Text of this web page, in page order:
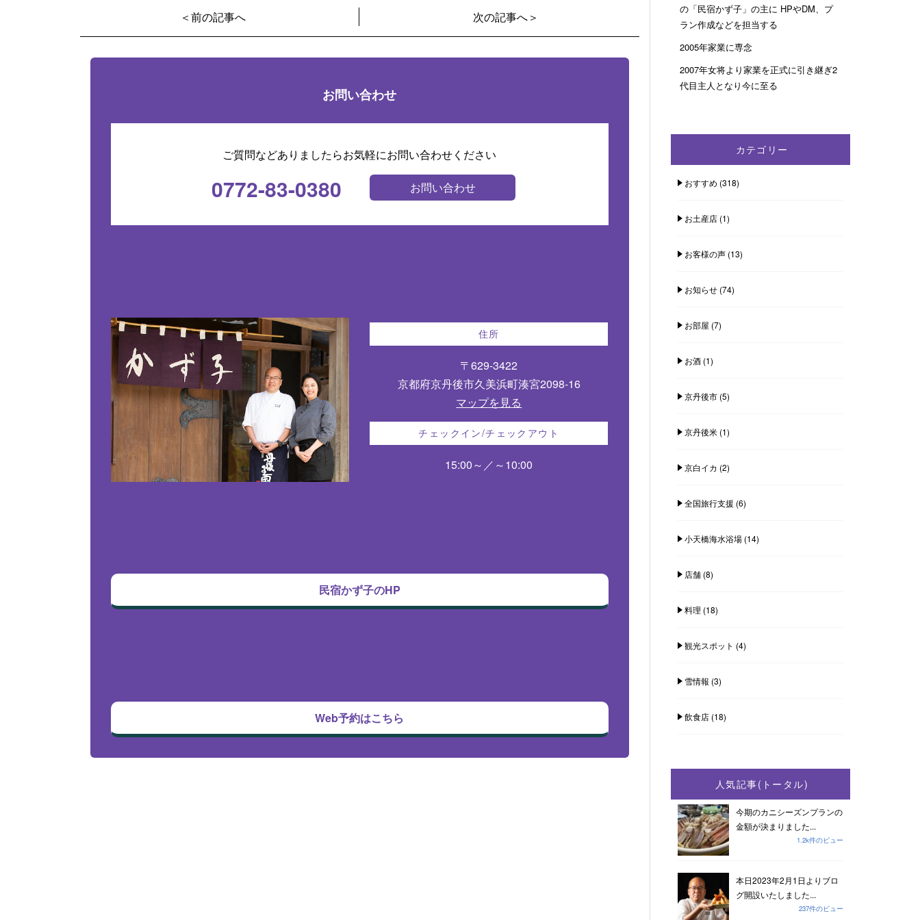
＜前の記事へ 次の記事へ＞
お問い合わせ
ご質問などありましたらお気軽にお問い合わせください
0772-83-0380 お問い合わせ
住所
〒629-3422
京都府京丹後市久美浜町湊宮2098-16
マップを見る
チェックイン/チェックアウト
15:00～／～10:00
民宿かず子のHP
Web予約はこちら
の「民宿かず子」の主に HPやDM、プ
ラン作成などを担当する
2005年家業に専念
2007年女将より家業を正式に引き継ぎ2
代目主人となり今に至る
カテゴリー
おすすめ (318)
お土産店(1)
お客様の声(13)
お知らせ(74)
お部屋 (7)
お酒(1)
京丹後市(5)
京丹後米(1)
京白イカ (2)
全国旅行支援 (6)
小天橋海水浴場(14)
店舗(8)
料理 (18)
観光スポット (4)
雪情報 (3)
飲食店(18)
人気記事(トータル)
今期のカニシーズンプランの
金額が決まりました...
1.2k件のビュー
本日2023年2月1日よりブロ
グ開設いたしました...
237件のビュー